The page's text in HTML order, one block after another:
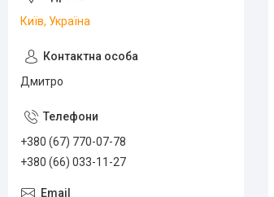
Київ, Україна
Дмитро
+380 (67) 770-07-78
+380 (66) 033-11-27